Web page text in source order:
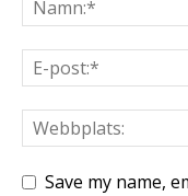
Save my name,